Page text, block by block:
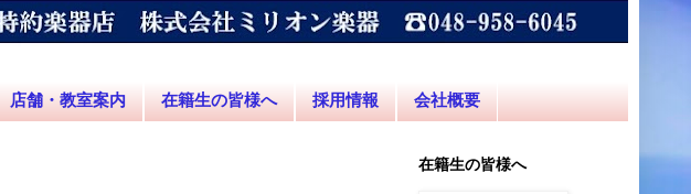
店舗・教室案内 在籍生の皆様へ 採用情報 会社概要
在籍生の皆様へ